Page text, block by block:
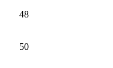
48
50